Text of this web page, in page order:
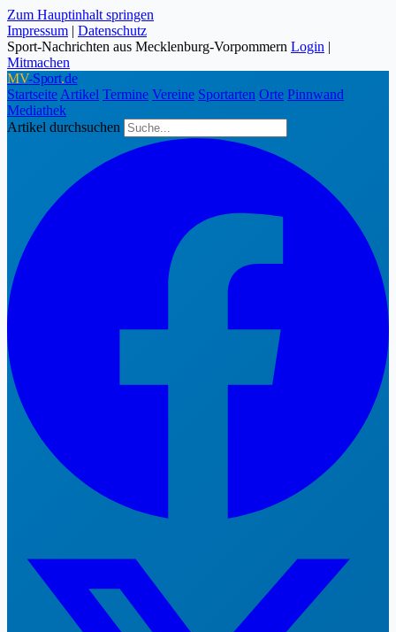
Zum Hauptinhalt springen
Impressum | Datenschutz
Sport-Nachrichten aus Mecklenburg-Vorpommern Login |
Mitmachen
MV-Sport.de
Startseite Artikel Termine Vereine Sportarten Orte Pinnwand
Mediathek
Artikel durchsuchen